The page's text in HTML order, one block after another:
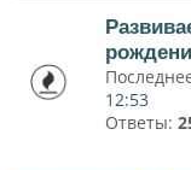
12:53
Ответы: